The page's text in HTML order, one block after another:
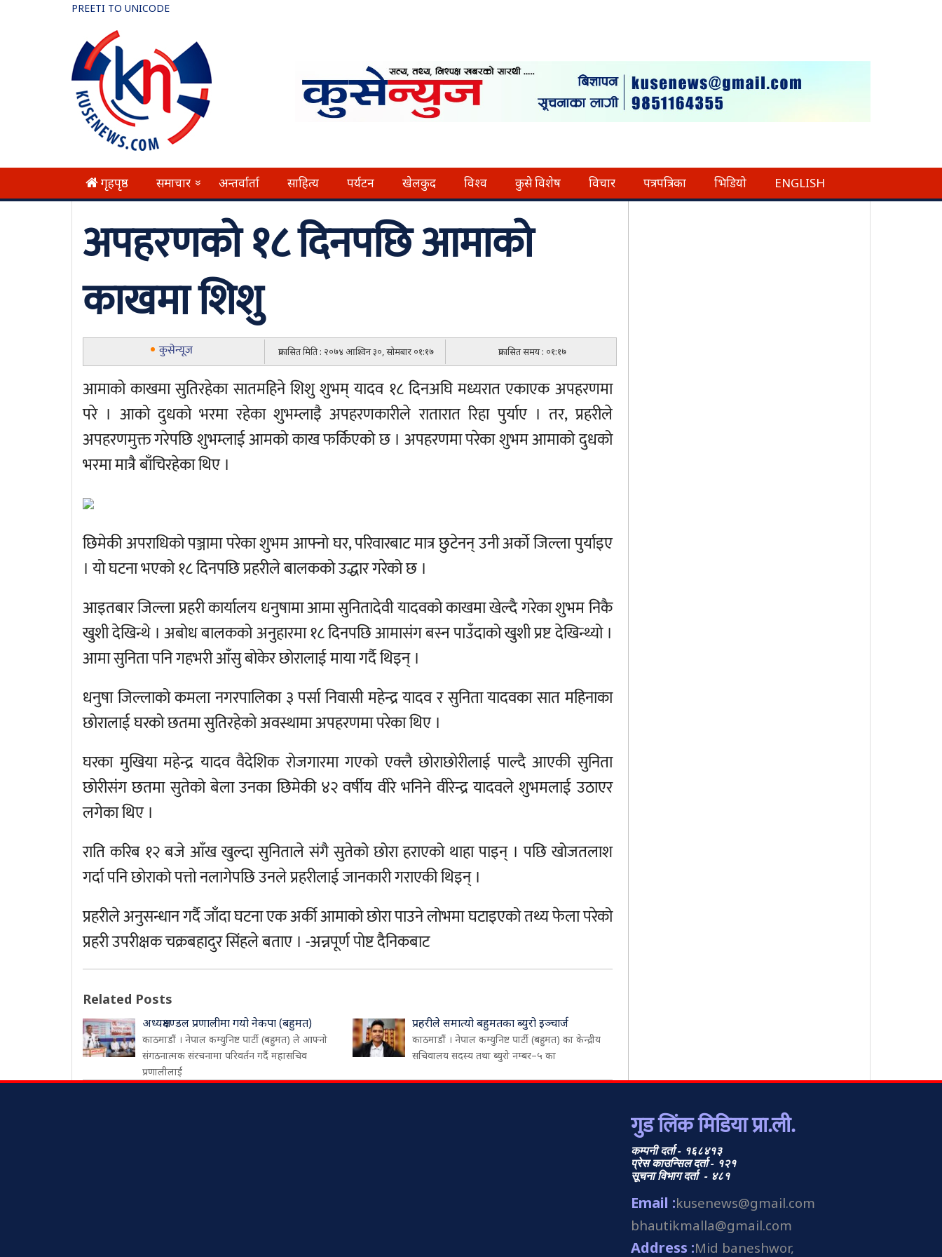
PREETI TO UNICODE
गृहपृष्ठ समाचार » अन्तर्वार्ता साहित्य पर्यटन खेलकुद विश्व कुसे विशेष विचार पत्रपत्रिका भिडियो ENGLISH
अपहरणको १८ दिनपछि आमाको
काखमा शिशु
कुसेन्यूज प्रकासित मिति : २०७४ आश्विन ३०, सोमबार ०१:१७ प्रकासित समय : ०१:१७
आमाको काखमा सुतिरहेका सातमहिने शिशु शुभम् यादव १८ दिनअघि मध्यरात एकाएक अपहरणमा
परे । आको दुधको भरमा रहेका शुभम्लाइै अपहरणकारीले रातारात रिहा पुर्याए । तर, प्रहरीले
अपहरणमुक्त गरेपछि शुभम्लाई आमको काख फर्किएको छ । अपहरणमा परेका शुभम आमाको दुधको
भरमा मात्रै बाँचिरहेका थिए ।
छिमेकी अपराधिको पञ्जामा परेका शुभम आफ्नो घर, परिवारबाट मात्र छुटेनन् उनी अर्को जिल्ला पुर्याइए
। यो घटना भएको १८ दिनपछि प्रहरीले बालकको उद्धार गरेको छ ।
आइतबार जिल्ला प्रहरी कार्यालय धनुषामा आमा सुनितादेवी यादवको काखमा खेल्दै गरेका शुभम निकै
खुशी देखिन्थे । अबोध बालकको अनुहारमा १८ दिनपछि आमासंग बस्न पाउँदाको खुशी प्रष्ट देखिन्थ्यो ।
आमा सुनिता पनि गहभरी आँसु बोकेर छोरालाई माया गर्दै थिइन् ।
धनुषा जिल्लाको कमला नगरपालिका ३ पर्सा निवासी महेन्द्र यादव र सुनिता यादवका सात महिनाका
छोरालाई घरको छतमा सुतिरहेको अवस्थामा अपहरणमा परेका थिए ।
घरका मुखिया महेन्द्र यादव वैदेशिक रोजगारमा गएको एक्लै छोराछोरीलाई पाल्दै आएकी सुनिता
छोरीसंग छतमा सुतेको बेला उनका छिमेकी ४२ वर्षीय वीरे भनिने वीरेन्द्र यादवले शुभमलाई उठाएर
लगेका थिए ।
राति करिब १२ बजे आँख खुल्दा सुनिताले संगै सुतेको छोरा हराएको थाहा पाइन् । पछि खोजतलाश
गर्दा पनि छोराको पत्तो नलागेपछि उनले प्रहरीलाई जानकारी गराएकी थिइन् ।
प्रहरीले अनुसन्धान गर्दै जाँदा घटना एक अर्की आमाको छोरा पाउने लोभमा घटाइएको तथ्य फेला परेको
प्रहरी उपरीक्षक चक्रबहादुर सिंहले बताए । -अन्नपूर्ण पोष्ट दैनिकबाट
Related Posts
अध्यक्षमण्डल प्रणालीमा गयो नेकपा (बहुमत)
काठमाडौं । नेपाल कम्युनिष्ट पार्टी (बहुमत) ले आफ्नो
संगठनात्मक संरचनामा परिवर्तन गर्दै महासचिव
प्रणालीलाई
प्रहरीले समात्यो बहुमतका ब्युरो इञ्चार्ज
काठमाडौं । नेपाल कम्युनिष्ट पार्टी (बहुमत) का केन्द्रीय
सचिवालय सदस्य तथा ब्युरो नम्बर–५ का
गुड लिंक मिडिया प्रा.ली.
कम्पनी दर्ता - १६८४१३
प्रेस काउन्सिल दर्ता - १२१
सूचना विभाग दर्ता - ४८१
Email :kusenews@gmail.com
bhautikmalla@gmail.com
Address :Mid baneshwor,